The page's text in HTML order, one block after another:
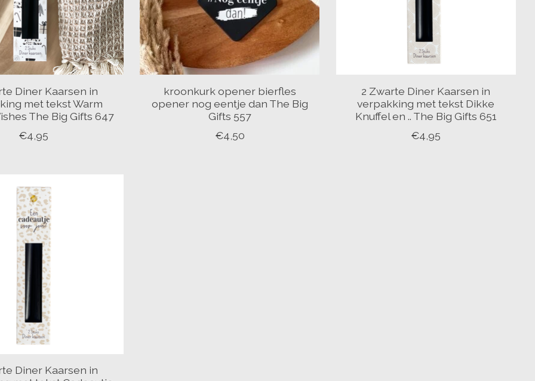
Diner Kaarsen in
met tekst Warm
The Big Gifts 647
€4,95
kroonkurk opener bierfles
opener nog eentje dan The Big
Gifts 557
€4,50
2 Zwarte Diner Kaarsen in
verpakking met tekst Dikke
Knuffel en .. The Big Gifts 651
€4,95
Diner Kaarsen in